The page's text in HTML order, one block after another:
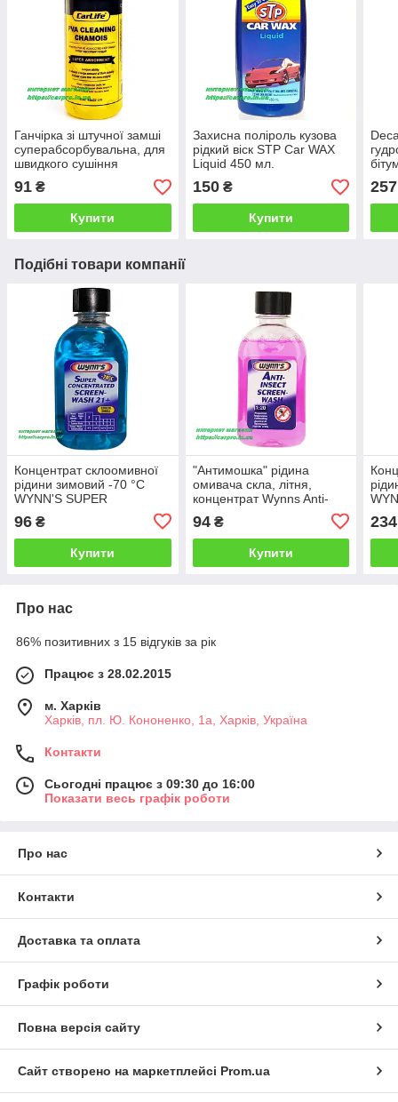
Ганчірка зі штучної замші
суперабсорбувальна, для
швидкого сушіння
автомобіля, у тубусі,
CARLIFE
91 ₴
Купити
Захисна поліроль кузова
рідкий віск STP Car WAX
Liquid 450 мл.
150₴
Купити
257
Подібні товари компанії
Концентрат склоомивної
рідини зимовий -70 °C
WYNN'S SUPER
SCREEN-WASH W45101
(Бельгія) 0.25 л
96 ₴
Купити
"Антимошка" рідина
омивача скла, літня,
концентрат Wynns Anti-
Insect Screen-Wash на 5 л
94₴
Купити
234
Про нас
86% позитивних з 15 відгуків за рік
Працює з 28.02.2015
м. Харків
Харків, пл. Ю. Кононенко, 1а, Харків, Україна
Контакти
Сьогодні працює з 09:30 до 16:00
Показати весь графік роботи
Про нас
Контакти
Доставка та оплата
Графік роботи
Повна версія сайту
Сайт створено на маркетплейсі Prom.ua